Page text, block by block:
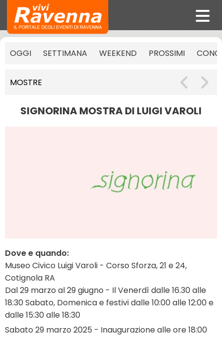
OGGI SETTIMANA WEEKEND PROSSIMI
MOSTRE
SIGNORINA MOSTRA DI LUIGI VAROLI
Dove e quando:
Museo Civico Luigi Varoli - Corso Sforza, 21 e 24,
Cotignola RA
Dal 29 marzo al 29 giugno - Il Venerdì dalle 16.30 alle
18:30 Sabato, Domenica e festivi dalle 10:00 alle 12:00 e
dalle 15:30 alle 18:30
Sabato 29 marzo 2025 - Inaugurazione alle ore 18:00